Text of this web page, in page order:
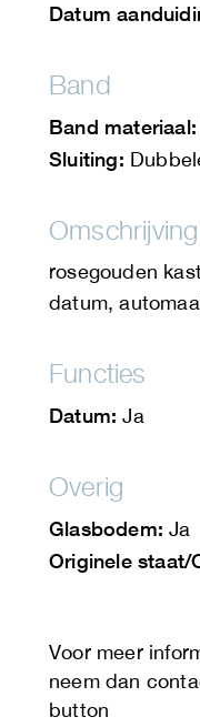
Datum
Band
Band materiaal:
Sluiting:
Omschrijving
rosegouden
datum,
Functies
Datum: Ja
Overig
Glasbodem: Ja
Originele staat/